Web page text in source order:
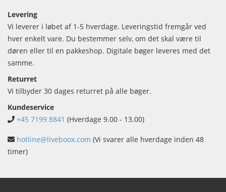
Levering
Vi leverer i løbet af 1-5 hverdage. Leveringstid fremgår ved
hver enkelt vare. Du bestemmer selv, om det skal være til
døren eller til en pakkeshop. Digitale bøger leveres med det
samme.
Returret
Vi tilbyder 30 dages returret på alle bøger.
Kundeservice
+45 7199 8841 (Hverdage 9.00 - 13.00)
hotline@liveboox.com (Vi svarer alle hverdage inden 48
timer)